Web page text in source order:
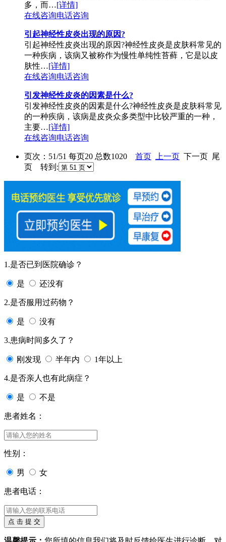
多，而…[详情]
在线咨询电话咨询
引起神经性皮炎出现的原因?
引起神经性皮炎出现的原因?神经性皮炎是皮肤科常见的
一种疾病，该病又被称作为慢性单纯性苔藓，它是以皮
肤性…[详情]
在线咨询电话咨询
引发神经性皮炎的因素是什么?
引发神经性皮炎的因素是什么?神经性皮炎是皮肤科常见
的一种疾病，该病是皮炎众多类型中比较严重的一种，
主要…[详情]
在线咨询电话咨询
页次：51/51 每页20 总数1020 首页 上一页 下一页 尾
页 转到:
1.是否已到医院确诊？
是 还没有
2.是否服用过药物？
是 没有
3.患病时间多久了？
刚发现 半年内 1年以上
4.是否亲人也有此病症？
是 不是
患者姓名：
性别：
男 女
患者电话：